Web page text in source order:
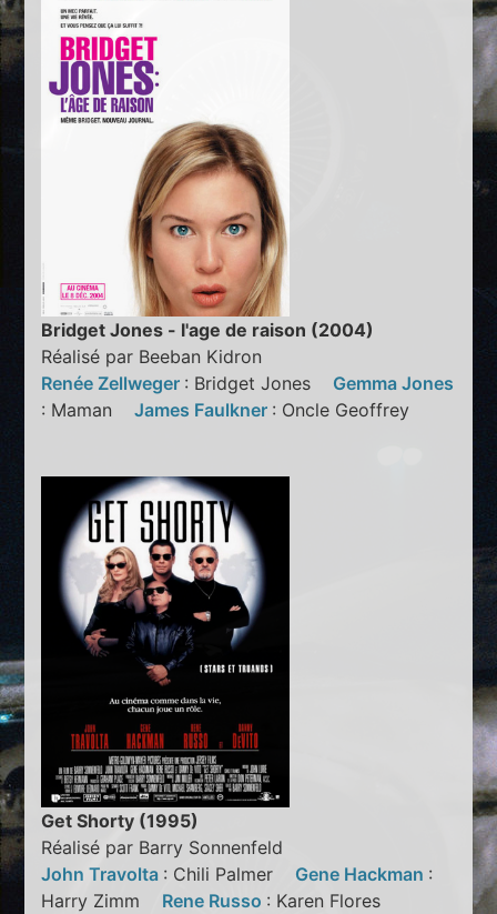
Bridget Jones - l'age de raison (2004)
Réalisé par Beeban Kidron
Renée Zellweger : Bridget Jones Gemma Jones
: MamanJames Faulkner : Oncle Geoffrey
Get Shorty (1995)
Réalisé par Barry Sonnenfeld
John Travolta : Chili Palmer Gene Hackman :
Harry Zimm Rene Russo : Karen Flores